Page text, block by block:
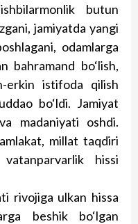
butun
jamiyatda yangi
odamlarga
bahramand bo‘lish,
erkin istifoda qilish
bo‘ldi. Jamiyat
madaniyati oshdi.
millat taqdiri
hissi
rivojiga ulkan hissa
beshik bo‘lgan